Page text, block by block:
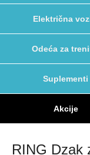
Električna
Odeća za
Suplementi
Akcije
RING Dzak